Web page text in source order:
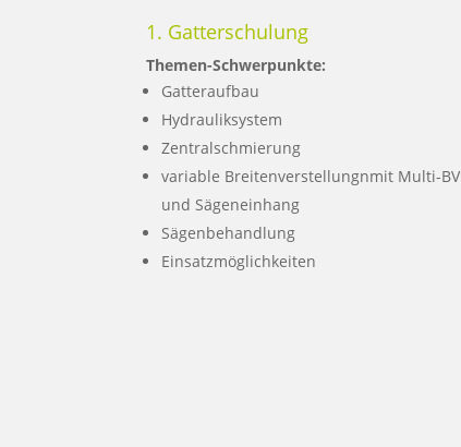
1. Gatterschulung
Themen-Schwerpunkte:
Gatteraufbau
Hydrauliksystem
Zentralschmierung
variable Breitenverstellungnmit Multi-BV
und Sägeneinhang
Sägenbehandlung
Einsatzmöglichkeiten